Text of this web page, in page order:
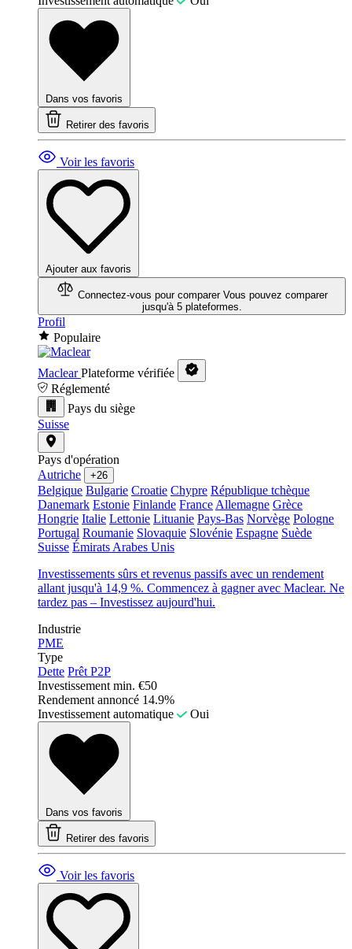
Dans vos favoris
Retirer des favoris
Voir les favoris
Ajouter aux favoris
Connectez-vous pour comparer Vous pouvez comparer
jusqu'à 5 plateformes.
Profil
Populaire
Maclear Plateforme vérifiée
Réglementé
Pays du siège
Suisse
Pays d'opération
Autriche
+26
Belgique Bulgarie Croatie Chypre République tchèque
Danemark Estonie Finlande France Allemagne Grèce
Hongrie Italie Lettonie Lituanie Pays-Bas Norvège Pologne
Portugal Roumanie Slovaquie Slovénie Espagne Suède
Suisse Émirats Arabes Unis
Investissements sûrs et revenus passifs avec un rendement
allant jusqu'à 14,9 %. Commencez à gagner avec Maclear. Ne
tardez pas – Investissez aujourd'hui.
Industrie
PME
Type
Dette Prêt P2P
Investissement min. €50
Rendement annoncé 14.9%
Investissement automatique
Oui
Dans vos favoris
Retirer des favoris
Voir les favoris